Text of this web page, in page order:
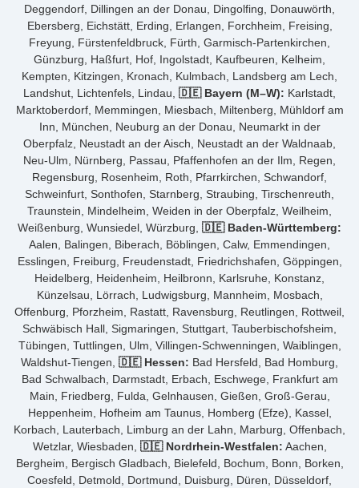
Deggendorf, Dillingen an der Donau, Dingolfing, Donauwörth,
Ebersberg, Eichstätt, Erding, Erlangen, Forchheim, Freising,
Freyung, Fürstenfeldbruck, Fürth, Garmisch-Partenkirchen,
Günzburg, Haßfurt, Hof, Ingolstadt, Kaufbeuren, Kelheim,
Kempten, Kitzingen, Kronach, Kulmbach, Landsberg am Lech,
Landshut, Lichtenfels, Lindau, 🇩🇪 Bayern (M–W): Karlstadt,
Marktoberdorf, Memmingen, Miesbach, Miltenberg, Mühldorf am
Inn, München, Neuburg an der Donau, Neumarkt in der
Oberpfalz, Neustadt an der Aisch, Neustadt an der Waldnaab,
Neu-Ulm, Nürnberg, Passau, Pfaffenhofen an der Ilm, Regen,
Regensburg, Rosenheim, Roth, Pfarrkirchen, Schwandorf,
Schweinfurt, Sonthofen, Starnberg, Straubing, Tirschenreuth,
Traunstein, Mindelheim, Weiden in der Oberpfalz, Weilheim,
Weißenburg, Wunsiedel, Würzburg, 🇩🇪 Baden-Württemberg:
Aalen, Balingen, Biberach, Böblingen, Calw, Emmendingen,
Esslingen, Freiburg, Freudenstadt, Friedrichshafen, Göppingen,
Heidelberg, Heidenheim, Heilbronn, Karlsruhe, Konstanz,
Künzelsau, Lörrach, Ludwigsburg, Mannheim, Mosbach,
Offenburg, Pforzheim, Rastatt, Ravensburg, Reutlingen, Rottweil,
Schwäbisch Hall, Sigmaringen, Stuttgart, Tauberbischofsheim,
Tübingen, Tuttlingen, Ulm, Villingen-Schwenningen, Waiblingen,
Waldshut-Tiengen, 🇩🇪 Hessen: Bad Hersfeld, Bad Homburg,
Bad Schwalbach, Darmstadt, Erbach, Eschwege, Frankfurt am
Main, Friedberg, Fulda, Gelnhausen, Gießen, Groß-Gerau,
Heppenheim, Hofheim am Taunus, Homberg (Efze), Kassel,
Korbach, Lauterbach, Limburg an der Lahn, Marburg, Offenbach,
Wetzlar, Wiesbaden, 🇩🇪 Nordrhein-Westfalen: Aachen,
Bergheim, Bergisch Gladbach, Bielefeld, Bochum, Bonn, Borken,
Coesfeld, Detmold, Dortmund, Duisburg, Düren, Düsseldorf,